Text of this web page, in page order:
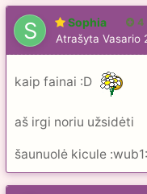
Sophia 4
Atrašyta Vasario
kaip fainai :D
aš irgi noriu užsidėti
šaunuolė kicule